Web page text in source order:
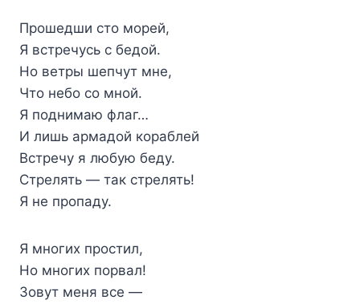
Прошедши сто морей,
Я встречусь с бедой.
Но ветры шепчут мне,
Что небо со мной.
Я поднимаю флаг…
И лишь армадой кораблей
Встречу я любую беду.
Стрелять — так стрелять!
Я не пропаду.
Я многих простил,
Но многих порвал!
Зовут меня все —